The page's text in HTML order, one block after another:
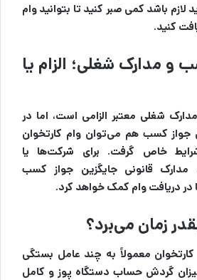
لازم باشد کمی صبر کنید تا بتوانید وام
کنید.
و مدارک شغلی؛ الزام یا
شغلی معتبر الزامی است، اما در
جواز کسب هم می‌توان وام کارتخوان
خاص گرفت. برای شرکت‌ها یا
مدارک قانونی جایگزین جواز کسب
در دریافت وام کمک خواهد کرد.
زمان می‌برد؟
معمولاً به چند عامل بستگی
گردش حساب دستگاه پوز و کامل